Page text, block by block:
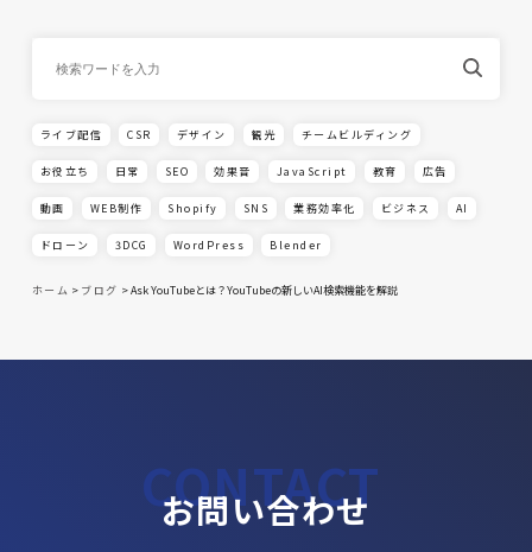
ライブ配信 CSR デザイン 観光 チームビルディング
お役立ち 日常 SEO 効果音 JavaScript 教育 広告
動画 WEB制作 Shopify SNS 業務効率化 ビジネス AI
ドローン 3DCG WordPress Blender
ホーム > ブログ >Ask YouTubeとは？YouTubeの新しいAI検索機能を解説
お問い合わせ